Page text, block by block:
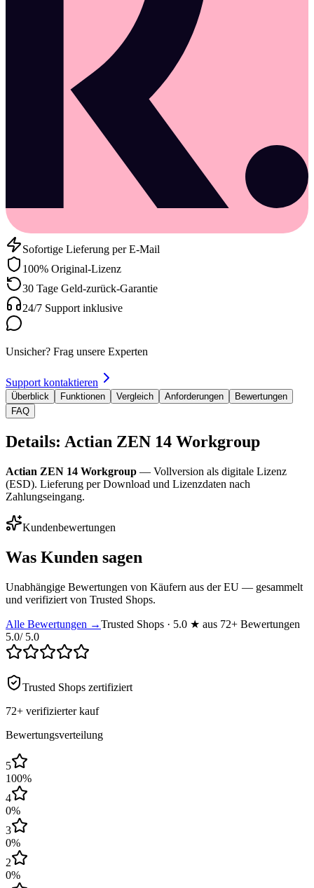
Sofortige Lieferung per E-Mail
100% Original-Lizenz
30 Tage Geld-zurück-Garantie
24/7 Support inklusive
Unsicher? Frag unsere Experten
Support kontaktieren
Überblick Funktionen Vergleich Anforderungen
Bewertungen
FAQ
Details: Actian ZEN 14 Workgroup
Actian ZEN 14 Workgroup — Vollversion als digitale Lizenz
(ESD). Lieferung per Download und Lizenzdaten nach
Zahlungseingang.
Kundenbewertungen
Was Kunden sagen
Unabhängige Bewertungen von Käufern aus der EU — gesammelt
und verifiziert von Trusted Shops.
Alle Bewertungen →Trusted Shops · 5.0 ★ aus 72+ Bewertungen
5.0/ 5.0
Trusted Shops zertifiziert
72+ verifizierter kauf
Bewertungsverteilung
5
100%
4
0%
3
0%
2
0%